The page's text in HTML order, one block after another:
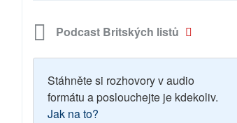
Podcast Britských listů
Stáhněte si rozhovory v audio
formátu a poslouchejte je kdekoliv.
Jak na to?